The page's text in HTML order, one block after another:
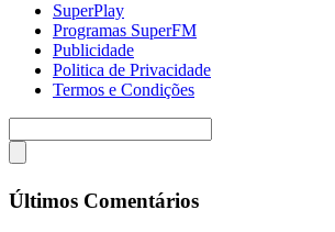
SuperPlay
Programas SuperFM
Publicidade
Politica de Privacidade
Termos e Condições
Últimos Comentários